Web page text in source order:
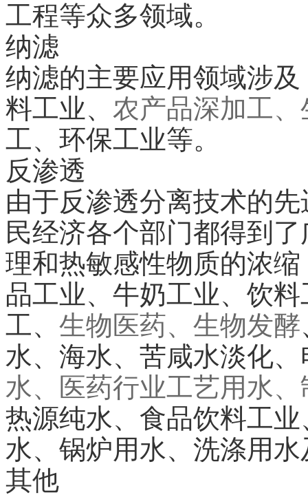
工程等众多领域。
纳滤
纳滤的主要应用领域涉
料工业、 农产品深加工、
工、环保工业等。
反渗透
由于反渗透分离技术的
民经济各个部门都得到
理和热敏感性物质的浓
品工业、牛奶工业、饮
工、 生物医药、 生物发酵
水、海水、苦咸水淡化
水、 医药行业工艺用水
热源纯水、食品饮料工
水、锅炉用水、洗涤用
其他